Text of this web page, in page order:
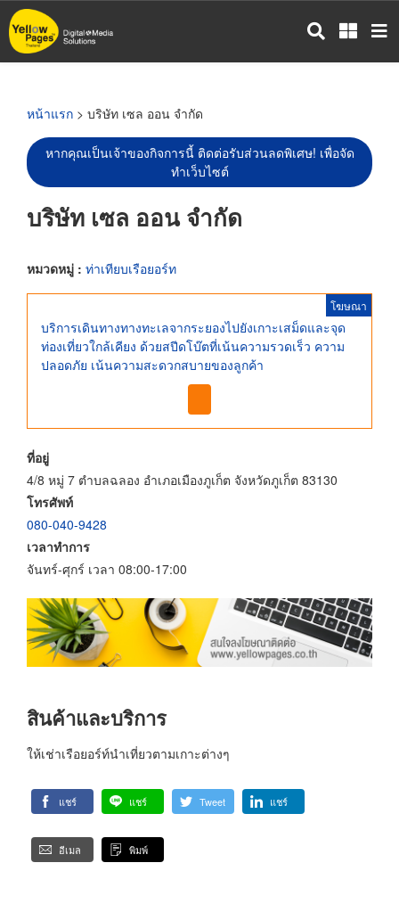
ข้าม
ไป
หน้าแรก > บริษัท เซล ออน จำกัด
หากคุณเป็นเจ้าของกิจการนี้ ติดต่อรับส่วนลดพิเศษ! เพื่อจัด
ทำเว็บไซต์
บริษัท เซล ออน จำกัด
หมวดหมู่ : ท่าเทียบเรือยอร์ท
โฆษณา
บริการเดินทางทางทะเลจากระยองไปยังเกาะเสม็ดและจุด
ท่องเที่ยวใกล้เคียง ด้วยสปีดโบ๊ตที่เน้นความรวดเร็ว ความ
ปลอดภัย เน้นความสะดวกสบายของลูกค้า
ที่อยู่
4/8 หมู่ 7 ตำบลฉลอง อำเภอเมืองภูเก็ต จังหวัดภูเก็ต 83130
โทรศัพท์
080-040-9428
เวลาทำการ
จันทร์-ศุกร์ เวลา 08:00-17:00
สินค้าและบริการ
ให้เช่าเรือยอร์ท์นำเที่ยวตามเกาะต่างๆ
แชร์ แชร์ Tweet แชร์
อีเมล พิมพ์